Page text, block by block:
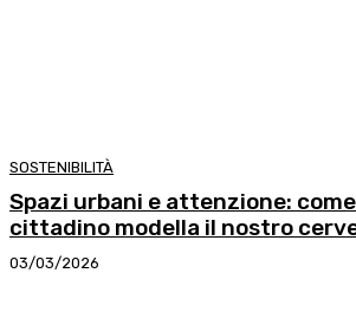
SOSTENIBILITÀ
Spazi urbani e attenzione:
cittadino modella il nostro
03/03/2026